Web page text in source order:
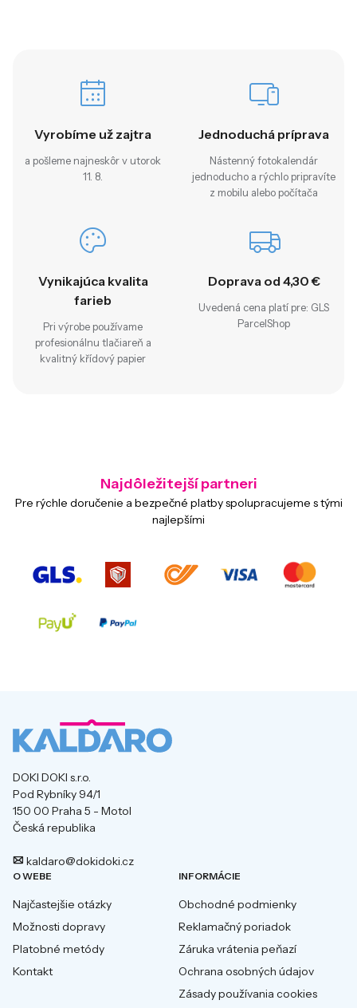
Vyrobíme už zajtra
a pošleme najneskôr v utorok
11. 8.
Jednoduchá príprava
Nástenný fotokalendár
jednoducho a rýchlo pripravíte
z mobilu alebo počítača
Vynikajúca kvalita
farieb
Pri výrobe používame
profesionálnu tlačiareň a
kvalitný křídový papier
Doprava od 4,30 €
Uvedená cena platí pre: GLS
ParcelShop
Najdôležitejší partneri
Pre rýchle doručenie a bezpečné platby spolupracujeme s tými
najlepšími
DOKI DOKI s.r.o.
Pod Rybníky 94/1
150 00 Praha 5 - Motol
Česká republika
kaldaro@dokidoki.cz
O WEBE
Najčastejšie otázky
Možnosti dopravy
Platobné metódy
Kontakt
INFORMÁCIE
Obchodné podmienky
Reklamačný poriadok
Záruka vrátenia peňazí
Ochrana osobných údajov
Zásady používania cookies